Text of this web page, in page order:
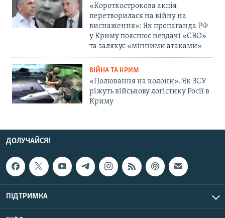
«Короткострокова акція
перетворилася на війну на
виснаження»: Як пропаганда РФ
у Криму пояснює невдачі «СВО»
та залякує «мінними атаками»
ВІЙНА ТА КРИМ
«Полювання на колони». Як ЗСУ
ріжуть військову логістику Росії в
Криму
ДОЛУЧАЙСЯ!
ПІДТРИМКА